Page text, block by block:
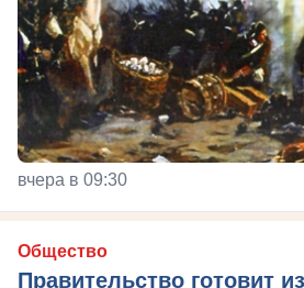
вчера в 09:30
Общество
Правительство готовит